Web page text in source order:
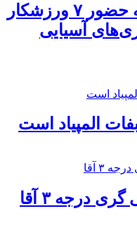
۲ مدال برنز نتیجه حضور ۷ ورزشکار
آسیایی
المپیاد است
درجه ۳ آقا